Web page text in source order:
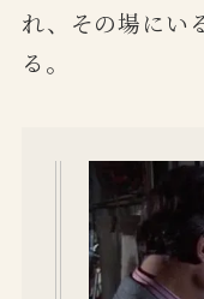
れ、その場にい
る。